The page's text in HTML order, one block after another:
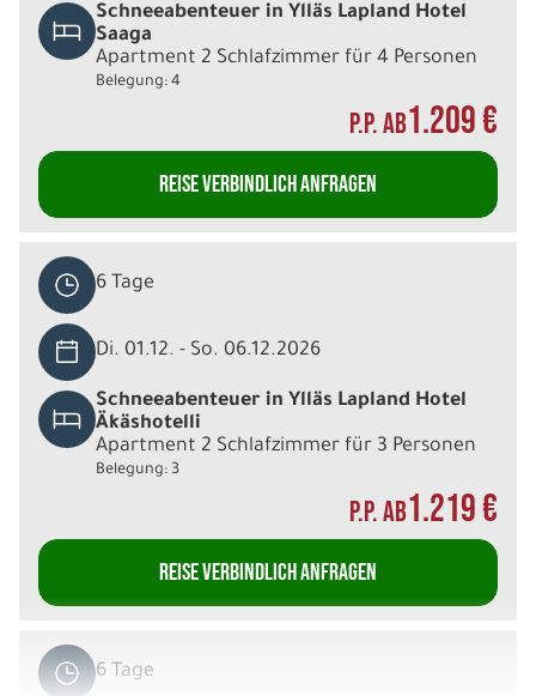
Schneeabenteuer in Ylläs Lapland Hotel
Saaga
Apartment 2 Schlafzimmer für 4 Personen
Belegung: 4
P.P. AB1.209 €
REISE VERBINDLICH ANFRAGEN
6 Tage
Di. 01.12. - So. 06.12.2026
Schneeabenteuer in Ylläs Lapland Hotel
Äkäshotelli
Apartment 2 Schlafzimmer für 3 Personen
Belegung: 3
P.P. AB1.219 €
REISE VERBINDLICH ANFRAGEN
6 Tage